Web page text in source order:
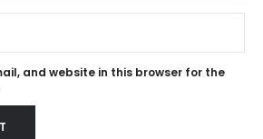
and website in this browser for the